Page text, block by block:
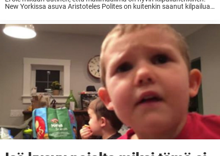
New Yorkissa asuva Aristoteles Polites on kuitenkin saanut kilpailua
pojastaan, ...